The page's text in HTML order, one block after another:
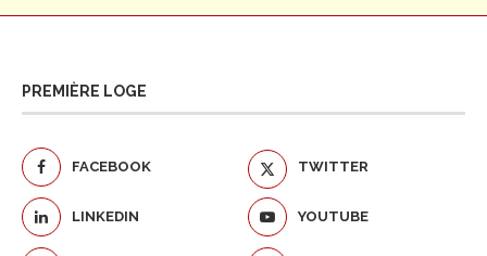
PREMIÈRE LOGE
FACEBOOK TWITTER
LINKEDIN YOUTUBE